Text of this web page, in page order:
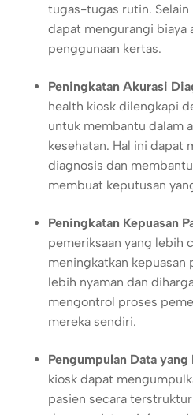
tugas-tugas rutin.
dapat mengurangi biaya
penggunaan kertas.
Peningkatan Akurasi
health kiosk dilengkapi
untuk membantu dalam
kesehatan. Hal ini dapat
diagnosis dan
membuat keputusan
Peningkatan Kepuasan
pemeriksaan yang lebih
meningkatkan kepuasan
lebih nyaman dan
mengontrol proses
mereka sendiri.
Pengumpulan Data
kiosk dapat
pasien secara